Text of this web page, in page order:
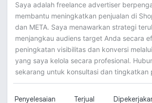
Saya adalah freelance advertiser
membantu meningkatkan penjualan di
dan META. Saya menawarkan strategi
menjangkau audiens target Anda secara
peningkatan visibilitas dan konversi
yang saya kelola secara profesional.
sekarang untuk konsultasi dan tingkatkan
Penyelesaian Terjual